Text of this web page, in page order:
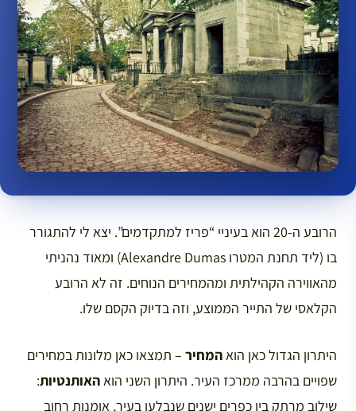
הרובע ה-20 הוא בעיניי “פריז למתקדמים”. יצא לי להתגורר
בו (ליד תחנת המטרו Alexandre Dumas) ומאוד נהניתי
מהאווירה הקהילתית ומהמחירים הנוחים. זה לא הרובע
הקלאסי של התייר הממוצע, וזה בדיוק הקסם שלו.
היתרון הגדול כאן הואהמחיר – תמצאו כאן מלונות במחירים
שפויים בהרבה ממרכז העיר. היתרון השני הואהאותנטיות:
שילוב מרתק בין כפרים ישנים שנבלעו בעיר, אומנות רחוב